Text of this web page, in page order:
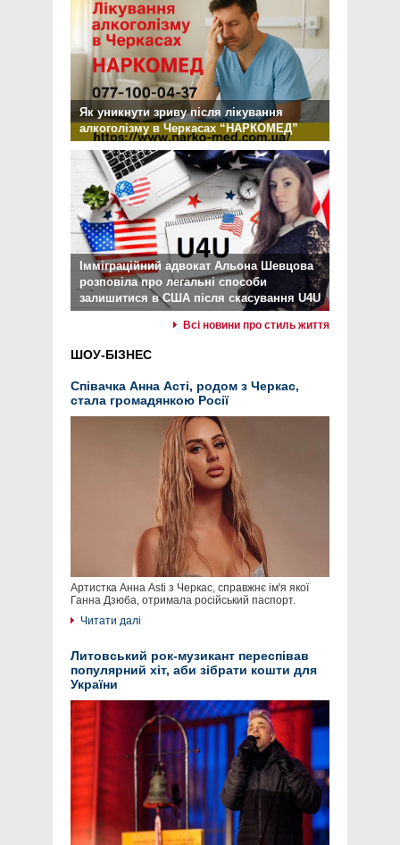
Як уникнути зриву після лікування
алкоголізму в Черкасах “НАРКОМЕД”
Імміграційний адвокат Альона Шевцова
розповіла про легальні способи
залишитися в США після скасування U4U
Всі новини про стиль життя
ШОУ-БІЗНЕС
Співачка Анна Асті, родом з Черкас,
стала громадянкою Росії
Артистка Анна Asti з Черкас, справжнє ім'я якої
Ганна Дзюба, отримала російський паспорт.
Читати далі
Литовський рок-музикант переспівав
популярний хіт, аби зібрати кошти для
України